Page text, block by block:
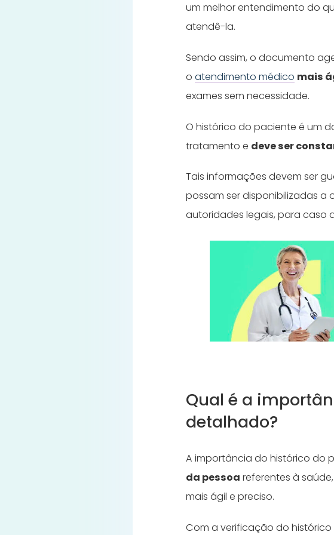
um melhor entendimento do
atendê-la.
Sendo assim, o documento
oatendimento médico mais
exames sem necessidade.
O histórico do paciente é um
tratamento e deve ser
Tais informações devem ser
possam ser disponibilizadas a
autoridades legais, para caso
Qual é a
detalhado?
A importância do histórico do
da pessoa referentes à
mais ágil e preciso.
Com a verificação do